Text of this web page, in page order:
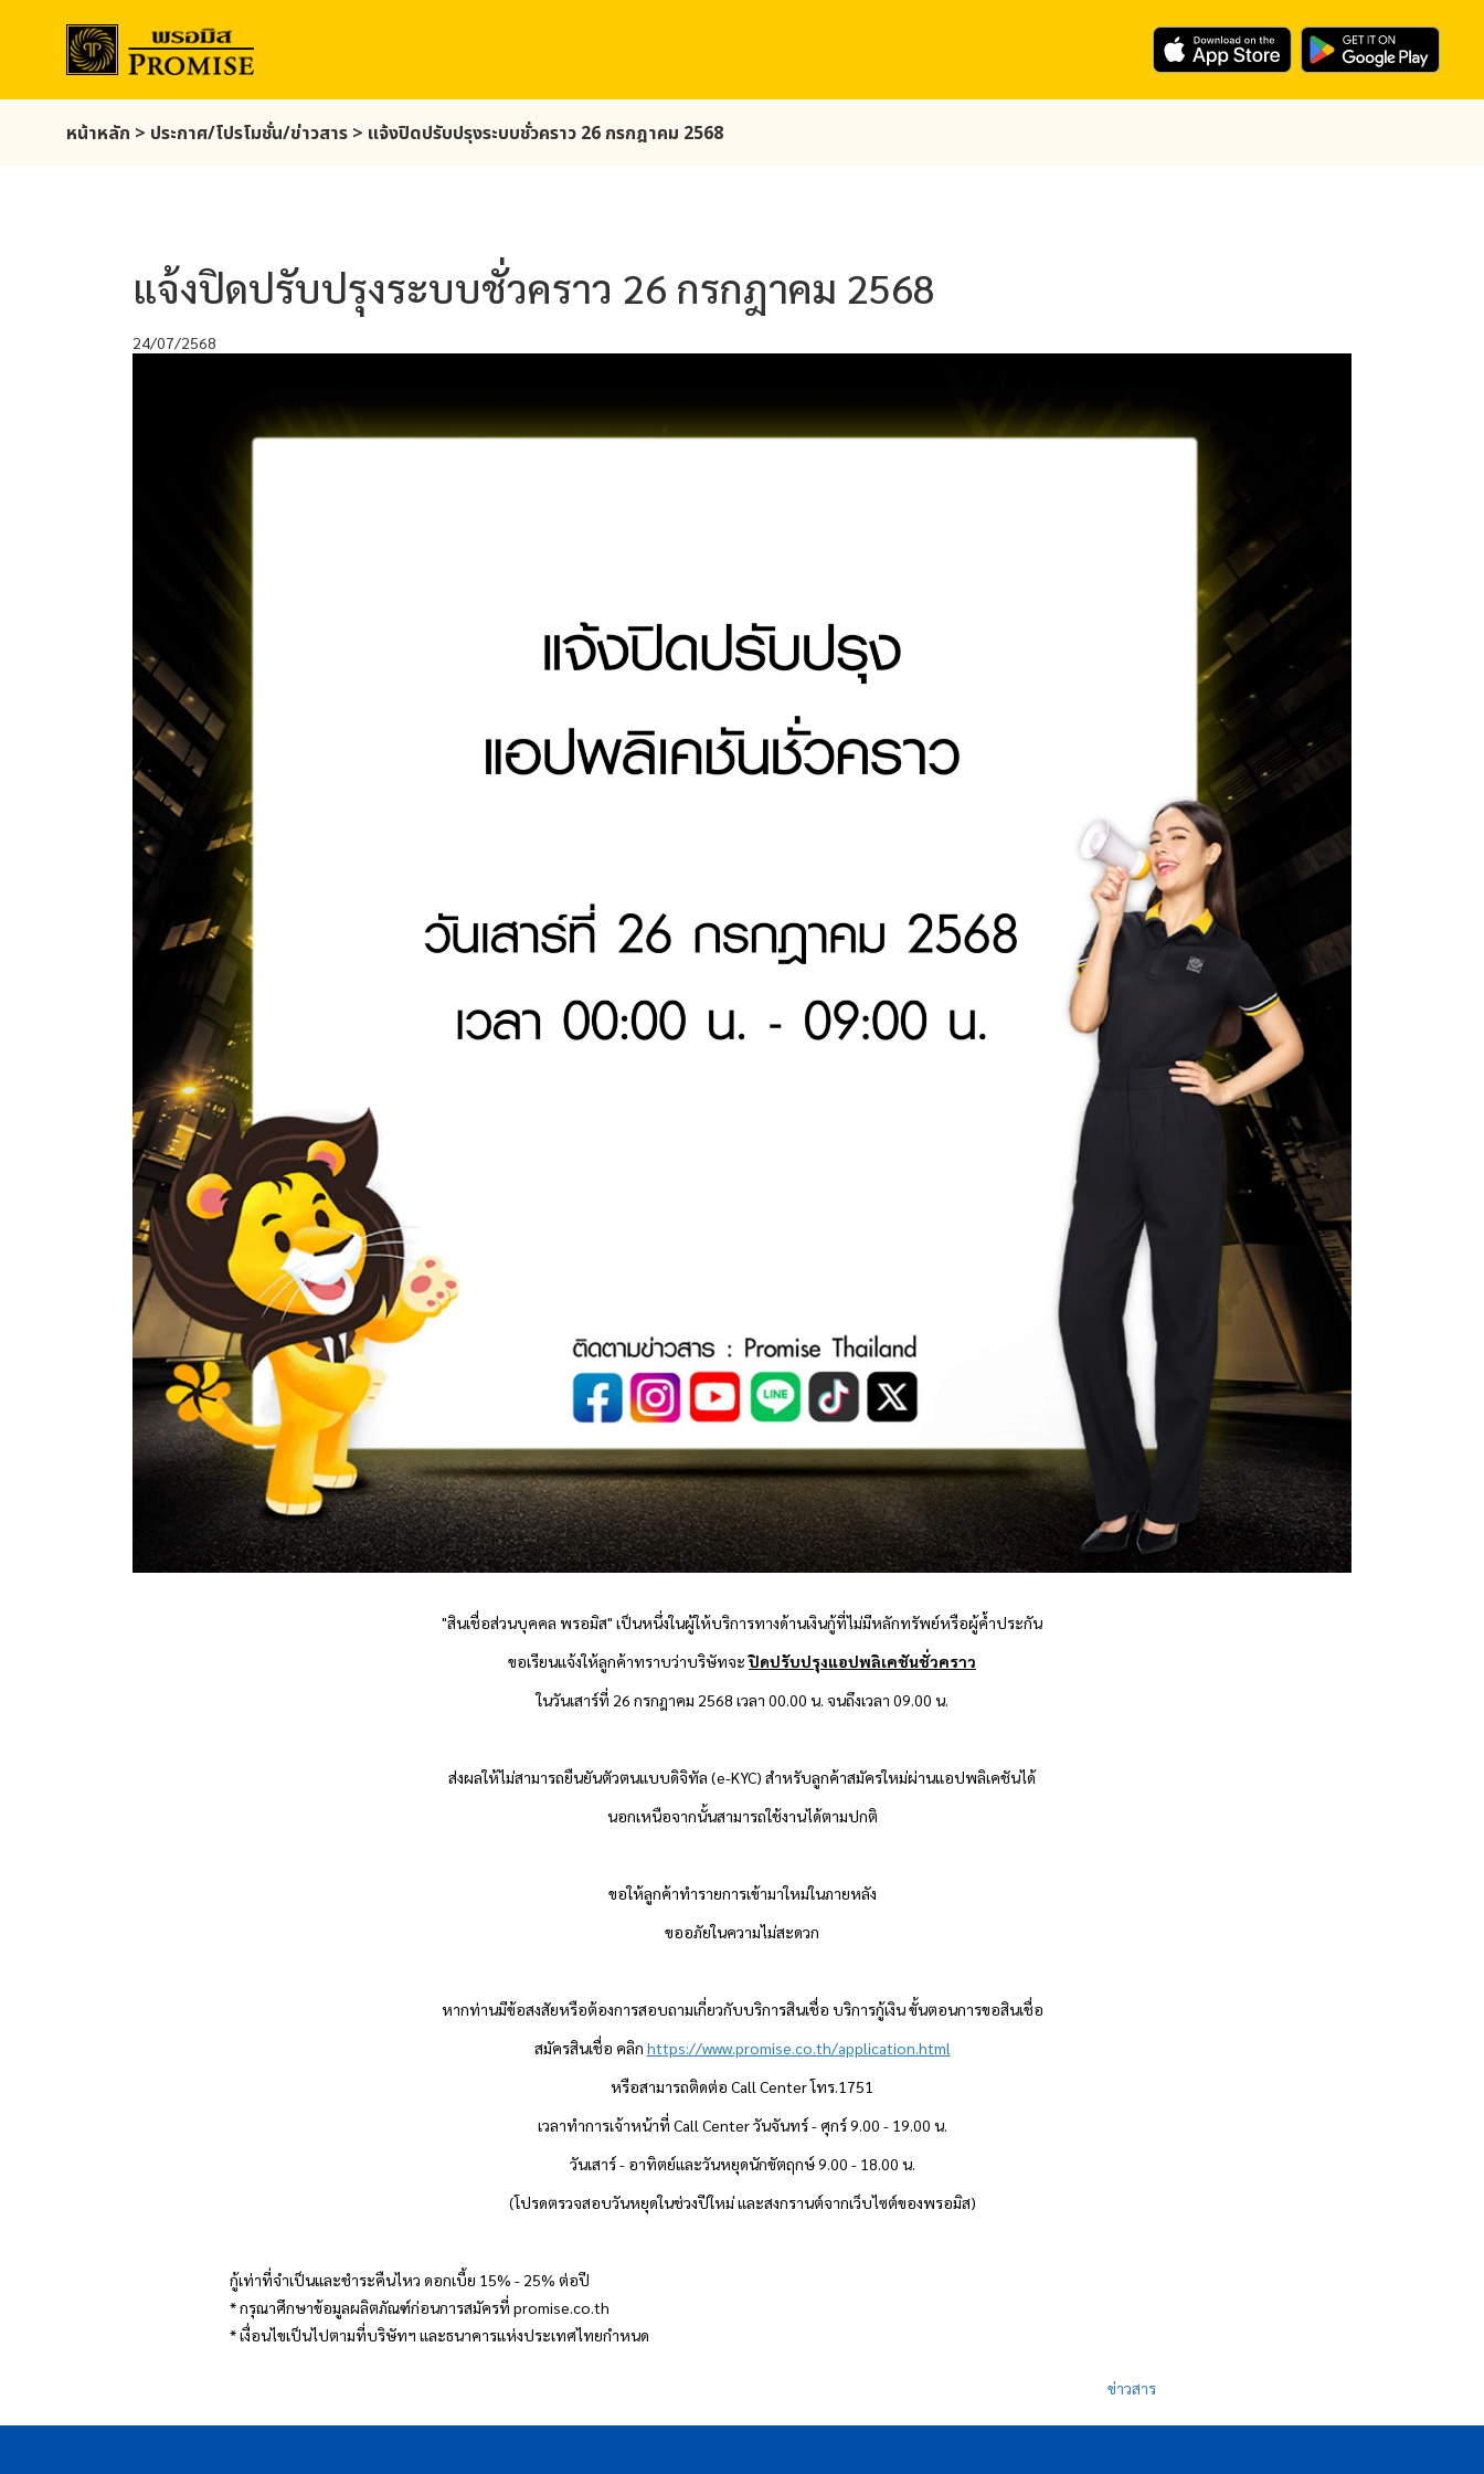
หน้าหลัก > ประกาศ/โปรโมชั่น/ข่าวสาร > แจ้งปิดปรับปรุงระบบชั่วคราว 26 กรกฎาคม 2568
แจ้งปิดปรับปรุงระบบชั่วคราว 26 กรกฎาคม 2568
24/07/2568
"สินเชื่อส่วนบุคคล พรอมิส" เป็นหนึ่งในผู้ให้บริการทางด้านเงินกู้ที่ไม่มีหลักทรัพย์หรือผู้ค้ำประกัน
ขอเรียนแจ้งให้ลูกค้าทราบว่าบริษัทจะปิดปรับปรุงแอปพลิเคชันชั่วคราว
ในวันเสาร์ที่ 26 กรกฎาคม 2568 เวลา 00.00 น. จนถึงเวลา 09.00 น.
ส่งผลให้ไม่สามารถยืนยันตัวตนแบบดิจิทัล (e-KYC) สำหรับลูกค้าสมัครใหม่ผ่านแอปพลิเคชันได้
นอกเหนือจากนั้นสามารถใช้งานได้ตามปกติ
ขอให้ลูกค้าทำรายการเข้ามาใหม่ในภายหลัง
ขออภัยในความไม่สะดวก
หากท่านมีข้อสงสัยหรือต้องการสอบถามเกี่ยวกับบริการสินเชื่อ บริการกู้เงิน ขั้นตอนการขอสินเชื่อ
สมัครสินเชื่อ คลิก https://www.promise.co.th/application.html
หรือสามารถติดต่อ Call Center โทร.1751
เวลาทำการเจ้าหน้าที่ Call Center วันจันทร์ - ศุกร์ 9.00 - 19.00 น.
วันเสาร์ - อาทิตย์และวันหยุดนักขัตฤกษ์ 9.00 - 18.00 น.
(โปรดตรวจสอบวันหยุดในช่วงปีใหม่ และสงกรานต์จากเว็บไซต์ของพรอมิส)
กู้เท่าที่จำเป็นและชำระคืนไหว ดอกเบี้ย 15% - 25% ต่อปี
* กรุณาศึกษาข้อมูลผลิตภัณฑ์ก่อนการสมัครที่ promise.co.th
* เงื่อนไขเป็นไปตามที่บริษัทฯ และธนาคารแห่งประเทศไทยกำหนด
ข่าวสาร